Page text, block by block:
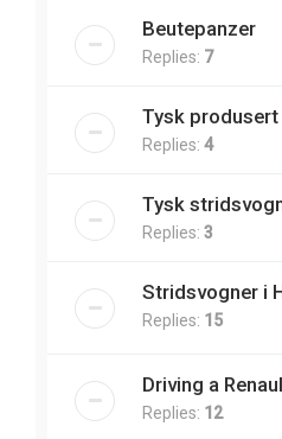
Beutepanzer
Replies: 7
Tysk
Replies: 4
Tysk
Replies: 3
Stridsvogner i
Replies: 15
Driving a
Replies: 12